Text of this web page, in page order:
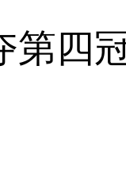
第四